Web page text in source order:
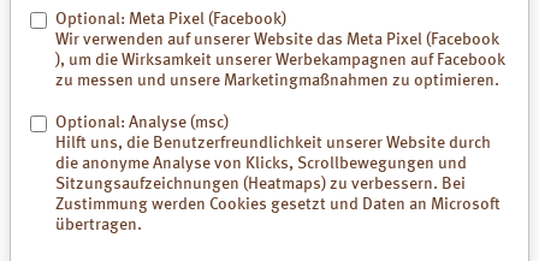
Download (9,1 MB)
Optional: Meta Pixel (Facebook)
Wir verwenden auf unserer Website das Meta Pixel (Facebook
), um die Wirksamkeit unserer Werbekampagnen auf Facebook
zu messen und unsere Marketingmaßnahmen zu optimieren.
Optional: Analyse (msc)
Hilft uns, die Benutzerfreundlichkeit unserer Website durch
die anonyme Analyse von Klicks, Scrollbewegungen und
Sitzungsaufzeichnungen (Heatmaps) zu verbessern. Bei
Zustimmung werden Cookies gesetzt und Daten an Microsoft
übertragen.